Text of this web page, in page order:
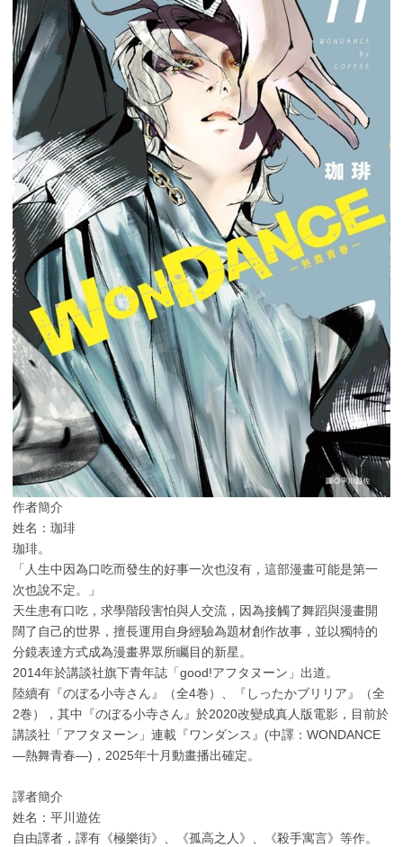
作者簡介
姓名：珈琲
珈琲。
「人生中因為口吃而發生的好事一次也沒有，這部漫畫可能是第一
次也說不定。」
天生患有口吃，求學階段害怕與人交流，因為接觸了舞蹈與漫畫開
闊了自己的世界，擅長運用自身經驗為題材創作故事，並以獨特的
分鏡表達方式成為漫畫界眾所矚目的新星。
2014年於講談社旗下青年誌「good!アフタヌーン」出道。
陸續有『のぼる小寺さん』（全4巻）、『しったかブリリア』（全
2巻），其中『のぼる小寺さん』於2020改變成真人版電影，目前於
講談社「アフタヌーン」連載『ワンダンス』(中譯：WONDANCE
—熱舞青春—)，2025年十月動畫播出確定。
譯者簡介
姓名：平川遊佐
自由譯者，譯有《極樂街》、《孤高之人》、《殺手寓言》等作。